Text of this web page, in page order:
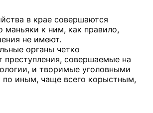
в крае совершаются
маньяки к ним, как правило,
не имеют.
органы четко
преступления, совершаемые на
и творимые уголовными
по иным, чаще всего корыстным,